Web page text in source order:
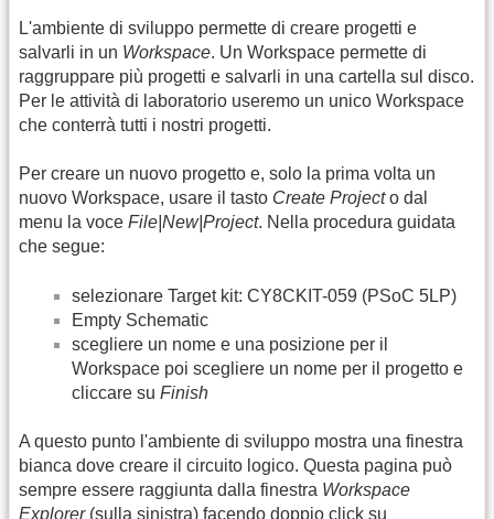
L'ambiente di sviluppo permette di creare progetti e
salvarli in un Workspace. Un Workspace permette di
raggruppare più progetti e salvarli in una cartella sul disco.
Per le attività di laboratorio useremo un unico Workspace
che conterrà tutti i nostri progetti.
Per creare un nuovo progetto e, solo la prima volta un
nuovo Workspace, usare il tasto Create Projecto dal
menu la voce File|New|Project. Nella procedura guidata
che segue:
selezionare Target kit: CY8CKIT-059 (PSoC 5LP)
Empty Schematic
scegliere un nome e una posizione per il
Workspace poi scegliere un nome per il progetto e
cliccare su Finish
A questo punto l'ambiente di sviluppo mostra una finestra
bianca dove creare il circuito logico. Questa pagina può
sempre essere raggiunta dalla finestra Workspace
Explorer(sulla sinistra) facendo doppio click su